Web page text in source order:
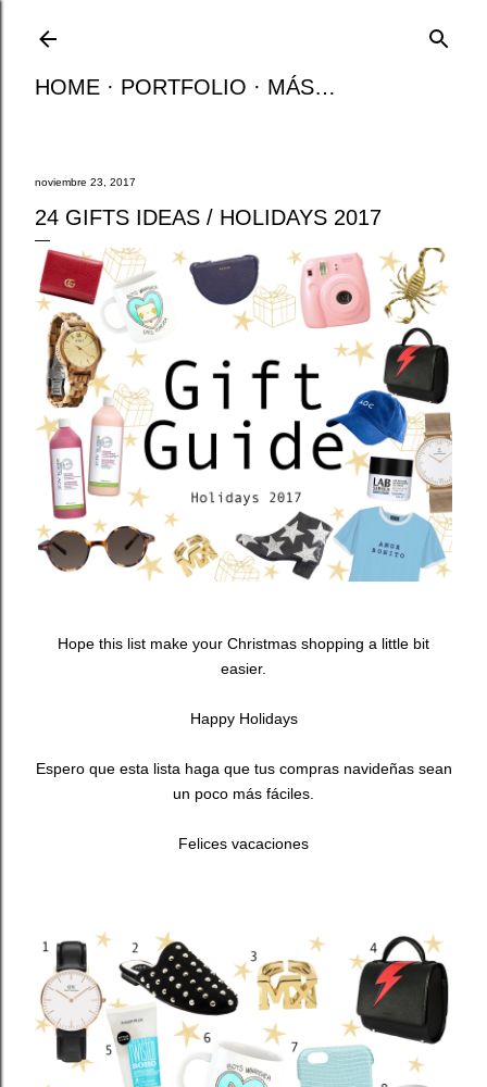
HOME PORTFOLIO MÁS…
noviembre 23, 2017
24 GIFTS IDEAS / HOLIDAYS 2017
Hope this list make your Christmas shopping a little bit
easier.
Happy Holidays
Espero que esta lista haga que tus compras navideñas sean
un poco más fáciles.
Felices vacaciones